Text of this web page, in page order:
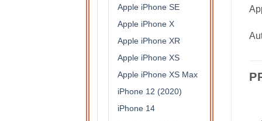
Apple iPhone SE
Apple iPhone X
Apple iPhone XR
Apple iPhone XS
Apple iPhone XS Max
iPhone 12 (2020)
iPhone 14